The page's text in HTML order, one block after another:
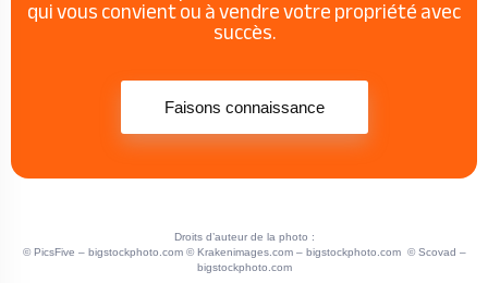
qui vous convient ou à vendre votre propriété avec
succès.
Faisons connaissance
Droits d’auteur de la photo :
©PicsFive – bigstockphoto.com ©Krakenimages.com– bigstockphoto.com ©Scovad –
bigstockphoto.com